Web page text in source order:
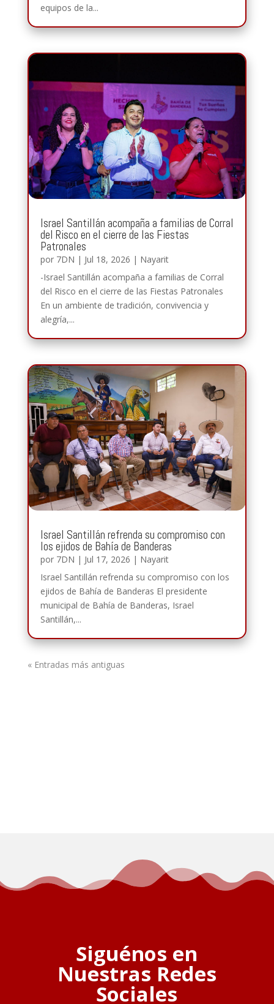
equipos de la...
Israel Santillán acompaña a familias de Corral
del Risco en el cierre de las Fiestas
Patronales
por 7DN | Jul 18, 2026 | Nayarit
-Israel Santillán acompaña a familias de Corral
del Risco en el cierre de las Fiestas Patronales
En un ambiente de tradición, convivencia y
alegría,...
Israel Santillán refrenda su compromiso con
los ejidos de Bahía de Banderas
por 7DN | Jul 17, 2026 | Nayarit
Israel Santillán refrenda su compromiso con los
ejidos de Bahía de Banderas El presidente
municipal de Bahía de Banderas, Israel
Santillán,...
« Entradas más antiguas
Siguénos en
Nuestras Redes
Sociales